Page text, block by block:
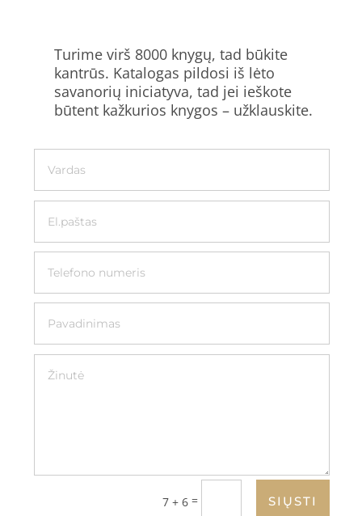
Turime virš 8000 knygų, tad būkite
kantrūs. Katalogas pildosi iš lėto
savanorių iniciatyva, tad jei ieškote
būtent kažkurios knygos – užklauskite.
7 + 6 = SIŲSTI